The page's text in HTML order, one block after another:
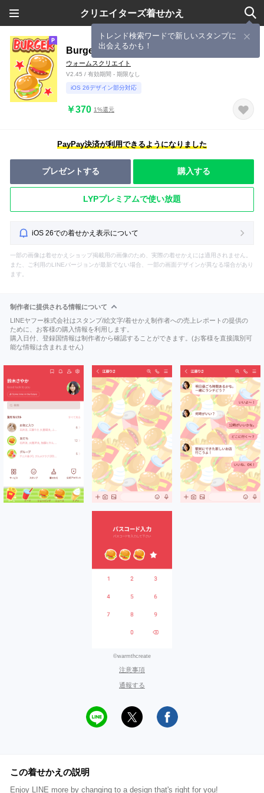
クリエイターズ着せかえ
トレンド検索ワードで新しいスタンプに
出会えるかも！
Burger!
ウォームスクリエイト
V2.45 / 有効期間 - 期限なし
iOS 26デザイン部分対応
￥370 1%還元
PayPay決済が利用できるようになりました
プレゼントする 購入する
LYPプレミアムで使い放題
iOS 26での着せかえ表示について
一部の画像は着せかえショップ掲載用の画像のため、実際の着せかえには適用されません。
また、ご利用のLINEバージョンが最新でない場合、一部の画面デザインが異なる場合があり
ます。
制作者に提供される情報について
LINEヤフー株式会社はスタンプ/絵文字/着せかえ制作者への売上レポートの提供の
ために、お客様の購入情報を利用します。
購入日付、登録国情報は制作者から確認することができます。(お客様を直接識別可
能な情報は含まれません)
©warmthcreate
注意事項
通報する
この着せかえの説明
Enjoy LINE more by changing to a design that's right for you!